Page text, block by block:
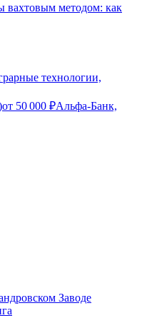
вахтовым методом: как
технологии,
от 50 000 ₽Альфа-Банк,
Заводе